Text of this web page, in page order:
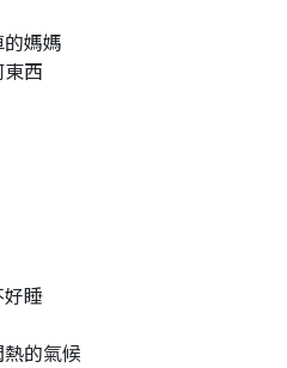
媽媽
西
睡
的氣候